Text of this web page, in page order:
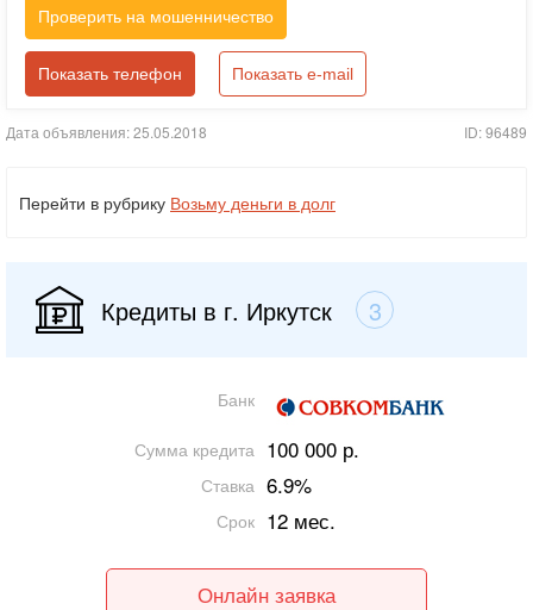
Проверить на мошенничество
Показать телефон Показать e-mail
Дата объявления: 25.05.2018 ID: 96489
Перейти в рубрику Возьму деньги в долг
Кредиты в г. Иркутск 3
Банк
Сумма кредита 100 000 р.
Ставка 6.9%
Срок 12 мес.
Онлайн заявка